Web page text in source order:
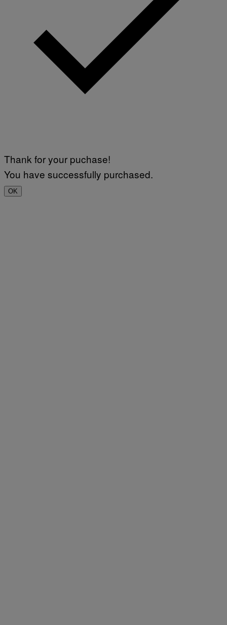
Thank for your puchase!
You have successfully purchased.
OK